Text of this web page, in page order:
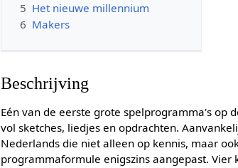
5 Het nieuwe millennium
6 Makers
Beschrijving
Eén van de eerste grote spelprogramma's op
vol sketches, liedjes en opdrachten.
Nederlands die niet alleen op kennis, maar
programmaformule enigszins aangepast.